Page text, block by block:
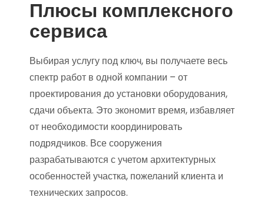
Плюсы комплексного
сервиса
Выбирая услугу под ключ, вы получаете весь
спектр работ в одной компании – от
проектирования до установки оборудования,
сдачи объекта. Это экономит время, избавляет
от необходимости координировать
подрядчиков. Все сооружения
разрабатываются с учетом архитектурных
особенностей участка, пожеланий клиента и
технических запросов.